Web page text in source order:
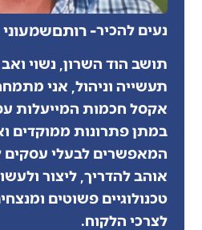
נעים להכיר- רותםשמעוני
תושב הוד השרון, נשוי
תעשייה וניהול, אני
אקסל חכמות המייעלות
במתן פתרונות ממוקדים
המאפשרים לבעלי עסקים
אוהב להדריך, ליצור
טכנולוגיים פשוטים
לצרכי הלקוח.